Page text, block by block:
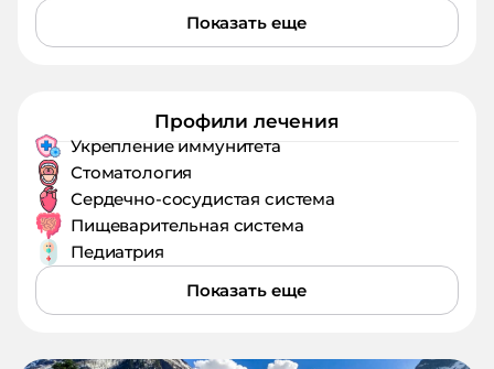
Показать еще
Профили лечения
Укрепление иммунитета
Стоматология
Сердечно-сосудистая система
Пищеварительная система
Педиатрия
Показать еще